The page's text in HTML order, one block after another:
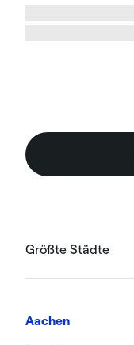
Größte Städte
Aachen